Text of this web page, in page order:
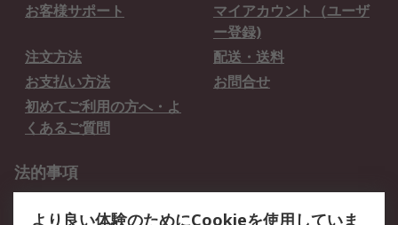
お客様サポート
マイアカウント（ユーザ
ー登録)
注文方法
配送・送料
お支払い方法
お問合せ
初めてご利用の方へ・よ
くあるご質問
法的事項
より良い体験のためにCookieを使用していま